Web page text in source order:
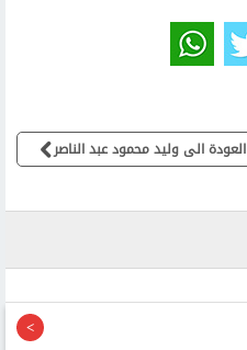
العودة الى وليد محمود عبد الناصر